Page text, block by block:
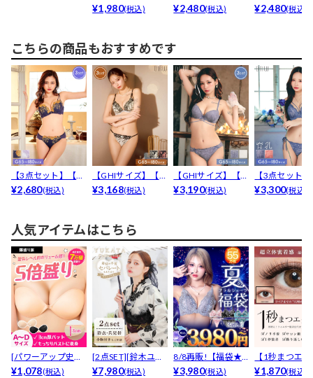
サングラス
¥1,980(税込)
HIサイズ】グリッ
¥2,480(税込)
HIサイズ】マ
¥2,480(税込)
こちらの商品もおすすめです
【3点セット】【G
HIサイズ】フレグ
¥2,680(税込)
【GHIサイズ】【3
点セット】ノーブ
¥3,168(税込)
【GHIサイズ】【3
点セット】ヴィー
¥3,190(税込)
【3点セット
HIサイズ】ヴ
¥3,300(税込)
人気アイテムはこちら
[パワーアップ史上
最強5倍盛りアップ
¥1,078(税込)
[2点SET][鈴木ユリ
ア(baby)...
¥7,980(税込)
8/8再販!【福袋★
ブラセット3点
¥3,980(税込)
【1秒まつエ
リュームタイ
¥1,870(税込)